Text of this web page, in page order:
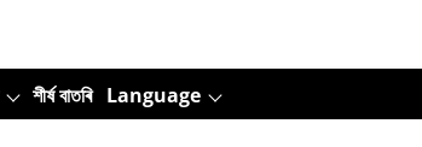
শীৰ্ষ বাতৰি Language